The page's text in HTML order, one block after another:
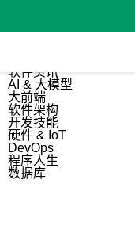
软件资讯
AI & 大模型
大前端
软件架构
开发技能
硬件 & IoT
DevOps
程序人生
数据库